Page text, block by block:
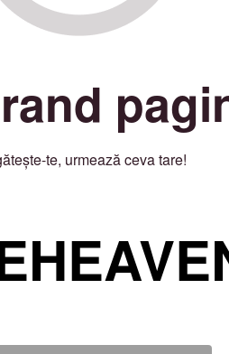
te, urmează ceva tare!